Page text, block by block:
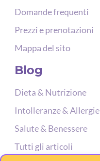
Domande frequenti
Prezzi e prenotazioni
Mappa del sito
Blog
Dieta & Nutrizione
Intolleranze & Allergie
Salute & Benessere
Tutti gli articoli